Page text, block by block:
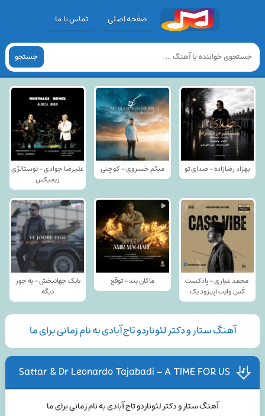
صفحه اصلی تماس با ما
جستجو
بهزاد رضازاده - صدای تو میثم خسروی - کوچنی
علیرضا جوادی - نوستالژی
ریمیکس
محمد عیاری - پادکست
کَس وایب اپیزود یک
ماکان بند - توقع
بابک جهانبخش - یه جور
دیگه
آهنگ ستار و دکتر لئوناردو تاج آبادی به نام زمانی برای ما
Sattar & Dr Leonardo Tajabadi – A TIME FOR US
آهنگ ستار و دکتر لئوناردو تاج آبادی به نام زمانی برای ما